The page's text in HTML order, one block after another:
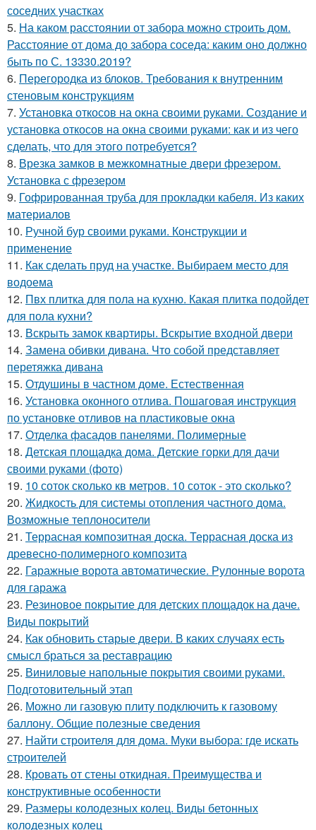
соседних участках
5. На каком расстоянии от забора можно строить дом.
Расстояние от дома до забора соседа: каким оно должно
быть по С. 13330.2019?
6. Перегородка из блоков. Требования к внутренним
стеновым конструкциям
7. Установка откосов на окна своими руками. Создание и
установка откосов на окна своими руками: как и из чего
сделать, что для этого потребуется?
8. Врезка замков в межкомнатные двери фрезером.
Установка с фрезером
9. Гофрированная труба для прокладки кабеля. Из каких
материалов
10. Ручной бур своими руками. Конструкции и
применение
11. Как сделать пруд на участке. Выбираем место для
водоема
12. Пвх плитка для пола на кухню. Какая плитка подойдет
для пола кухни?
13. Вскрыть замок квартиры. Вскрытие входной двери
14. Замена обивки дивана. Что собой представляет
перетяжка дивана
15. Отдушины в частном доме. Естественная
16. Установка оконного отлива. Пошаговая инструкция
по установке отливов на пластиковые окна
17. Отделка фасадов панелями. Полимерные
18. Детская площадка дома. Детские горки для дачи
своими руками (фото)
19. 10 соток сколько кв метров. 10 соток - это сколько?
20. Жидкость для системы отопления частного дома.
Возможные теплоносители
21. Террасная композитная доска. Террасная доска из
древесно-полимерного композита
22. Гаражные ворота автоматические. Рулонные ворота
для гаража
23. Резиновое покрытие для детских площадок на даче.
Виды покрытий
24. Как обновить старые двери. В каких случаях есть
смысл браться за реставрацию
25. Виниловые напольные покрытия своими руками.
Подготовительный этап
26. Можно ли газовую плиту подключить к газовому
баллону. Общие полезные сведения
27. Найти строителя для дома. Муки выбора: где искать
строителей
28. Кровать от стены откидная. Преимущества и
конструктивные особенности
29. Размеры колодезных колец. Виды бетонных
колодезных колец